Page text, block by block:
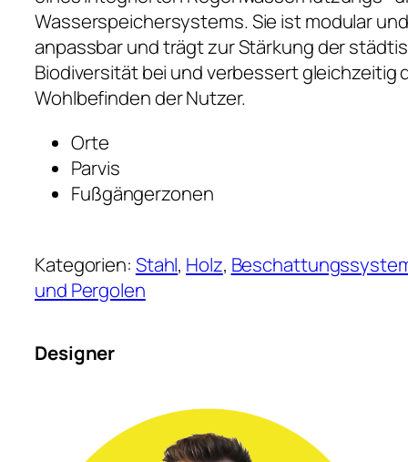
Wasserspeichersystems. Sie ist modular und
anpassbar und trägt zur Stärkung der
Biodiversität bei und verbessert gleichzeitig
Wohlbefinden der Nutzer.
Orte
Parvis
Fußgängerzonen
Kategorien: Stahl, Holz,
und Pergolen
Designer